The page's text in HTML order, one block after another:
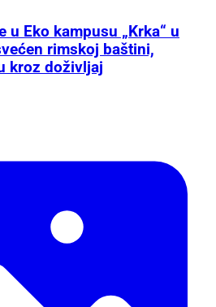
u Eko kampusu „Krka“ u
rimskoj baštini,
kroz doživljaj